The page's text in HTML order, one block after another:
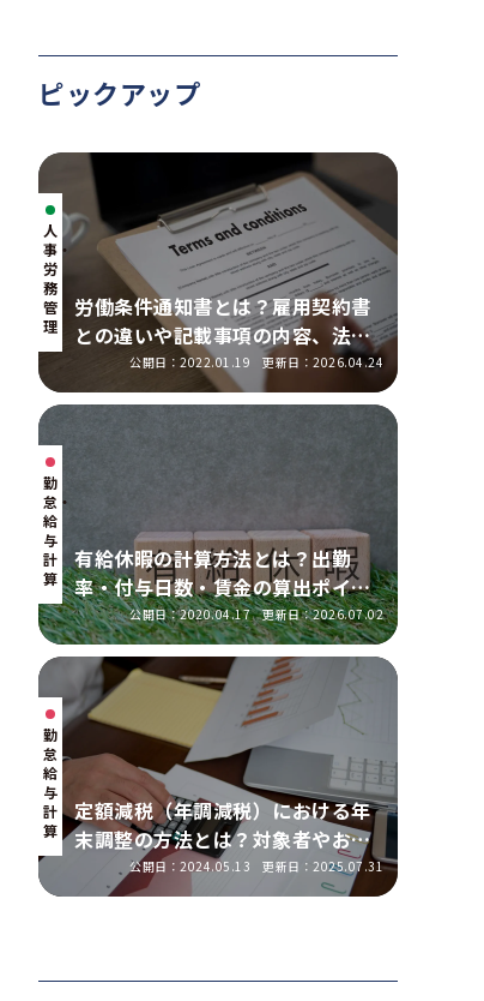
ピックアップ
人
事・
労
務
管
理
労働条件通知書とは？雇用契約書
との違いや記載事項の内容、法改
正の明示ルールを解説
公開日：2022.01.19 更新日：2026.04.24
勤
怠・
給
与
計
算
有給休暇の計算方法とは？出勤
率・付与日数・賃金の算出ポイン
トを実務に即して解説
公開日：2020.04.17 更新日：2026.07.02
勤
怠・
給
与
計
算
定額減税（年調減税）における年
末調整の方法とは？対象者やおこ
なう手順を解説
公開日：2024.05.13 更新日：2025.07.31